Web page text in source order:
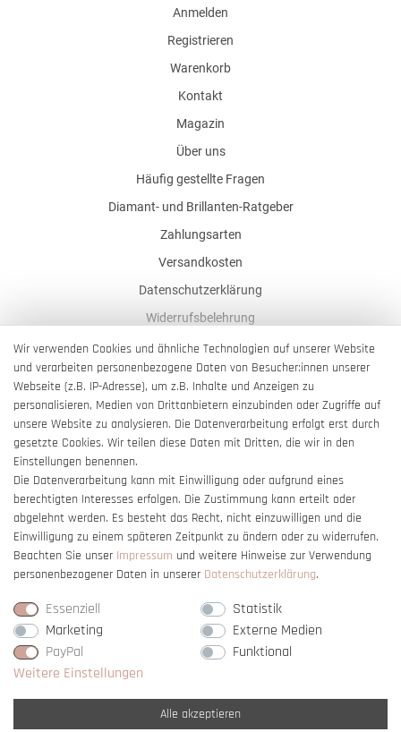
Anmelden
Registrieren
Warenkorb
Kontakt
Magazin
Über uns
Häufig gestellte Fragen
Diamant- und Brillanten-Ratgeber
Zahlungsarten
Versandkosten
Datenschutzerklärung
Widerrufsbelehrung
AGB
Impressum
Barrierefreiheitserklärung
Vertrag widerrufen
Wir verwenden Cookies und ähnliche Technologien auf unserer Website
und verarbeiten personenbezogene Daten von Besucher:innen unserer
Webseite (z.B. IP-Adresse), um z.B. Inhalte und Anzeigen zu
personalisieren, Medien von Drittanbietern einzubinden oder Zugriffe auf
unsere Website zu analysieren. Die Datenverarbeitung erfolgt erst durch
gesetzte Cookies. Wir teilen diese Daten mit Dritten, die wir in den
Einstellungen benennen.
Die Datenverarbeitung kann mit Einwilligung oder aufgrund eines
berechtigten Interesses erfolgen. Die Zustimmung kann erteilt oder
abgelehnt werden. Es besteht das Recht, nicht einzuwilligen und die
Einwilligung zu einem späteren Zeitpunkt zu ändern oder zu widerrufen.
Beachten Sie unser Impressum und weitere Hinweise zur Verwendung
personenbezogener Daten in unserer Daten­schutz­erklärung.
Essenziell
Statistik
Marketing
Externe Medien
PayPal
Funktional
Weitere Einstellungen
Alle akzeptieren